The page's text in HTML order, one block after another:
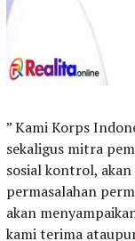
” Kami Korps
sekaligus mitra
sosial kontrol,
permasalahan
akan
kami terima